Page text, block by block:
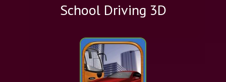
School Driving 3D